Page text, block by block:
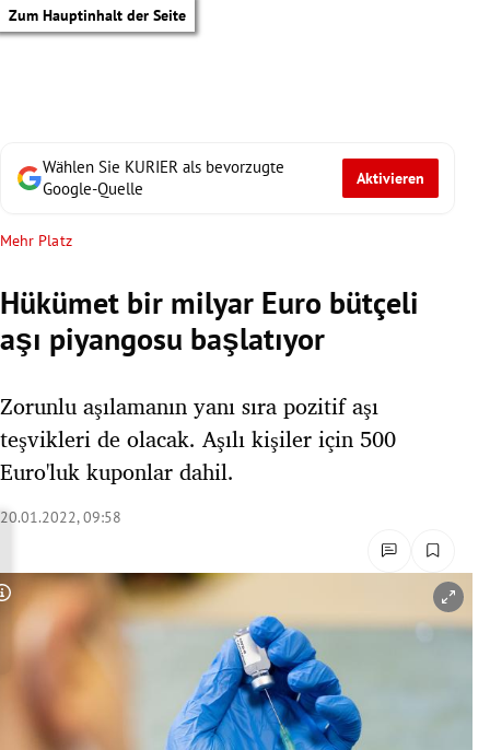
Zum Hauptinhalt der Seite
Untermenü
Untermenü
Untermenü
Untermenü
Wählen Sie KURIER als bevorzugte
Google-Quelle
Aktivieren
Mehr Platz
Hükümet bir milyar Euro bütçeli
aşı piyangosu başlatıyor
Zorunlu aşılamanın yanı sıra pozitif aşı
teşvikleri de olacak. Aşılı kişiler için 500
Euro'luk kuponlar dahil.
20.01.2022, 09:58
Copyright-Hinweis öffnen/schließen